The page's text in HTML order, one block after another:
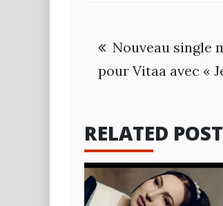
Navigation
de
Nouveau single
pour Vitaa avec «
RELATED